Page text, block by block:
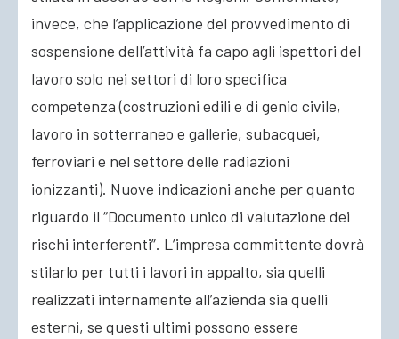
invece, che l’applicazione del provvedimento di
sospensione dell’attività fa capo agli ispettori del
lavoro solo nei settori di loro specifica
competenza (costruzioni edili e di genio civile,
lavoro in sotterraneo e gallerie, subacquei,
ferroviari e nel settore delle radiazioni
ionizzanti). Nuove indicazioni anche per quanto
riguardo il “Documento unico di valutazione dei
rischi interferenti”. L’impresa committente dovrà
stilarlo per tutti i lavori in appalto, sia quelli
realizzati internamente all’azienda sia quelli
esterni, se questi ultimi possono essere